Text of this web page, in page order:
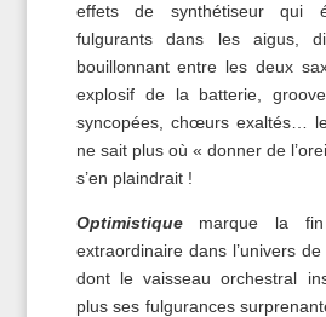
effets de synthétiseur qui
fulgurants dans les aigus,
bouillonnant entre les deux
explosif de la batterie,
syncopées, chœurs exaltés…
ne sait plus où « donner de
s’en plaindrait !
Optimistiquemarque la fin
extraordinaire dans l’univers
dont le vaisseau orchestral
plus ses fulgurances